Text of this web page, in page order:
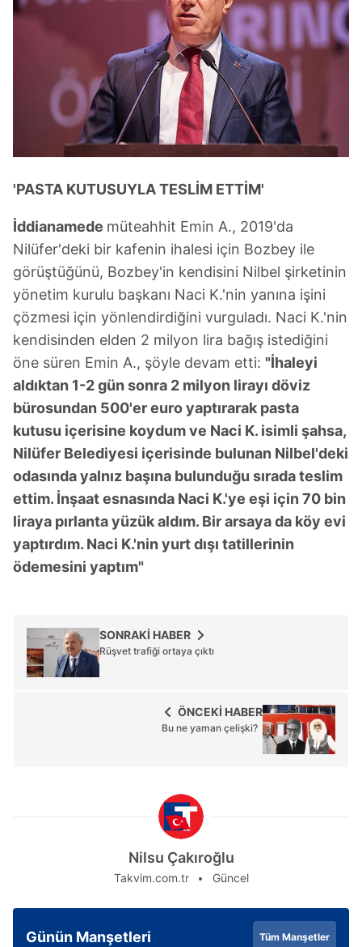
'PASTA KUTUSUYLA TESLİM ETTİM'
İddianamede müteahhit Emin A., 2019'da
Nilüfer'deki bir kafenin ihalesi için Bozbey ile
görüştüğünü, Bozbey'in kendisini Nilbel şirketinin
yönetim kurulu başkanı Naci K.'nin yanına işini
çözmesi için yönlendirdiğini vurguladı. Naci K.'nin
kendisinden elden 2 milyon lira bağış istediğini
öne süren Emin A., şöyle devam etti: "İhaleyi
aldıktan 1-2 gün sonra 2 milyon lirayı döviz
bürosundan 500'er euro yaptırarak pasta
kutusu içerisine koydum ve Naci K. isimli şahsa,
Nilüfer Belediyesi içerisinde bulunan Nilbel'deki
odasında yalnız başına bulunduğu sırada teslim
ettim. İnşaat esnasında Naci K.'ye eşi için 70 bin
liraya pırlanta yüzük aldım. Bir arsaya da köy evi
yaptırdım. Naci K.'nin yurt dışı tatillerinin
ödemesini yaptım"
SONRAKİ HABER
Rüşvet trafiği ortaya çıktı
ÖNCEKİ HABER
Bu ne yaman çelişki?
Nilsu Çakıroğlu
Takvim.com.tr Güncel
Günün Manşetleri Tüm Manşetler